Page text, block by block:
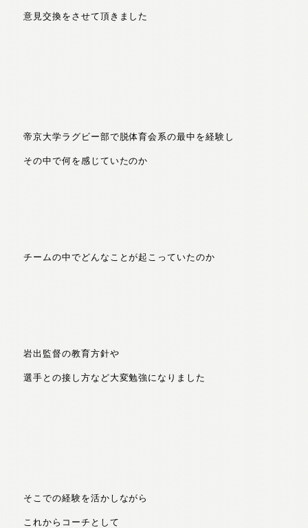
意見交換をさせて頂きました
帝京大学ラグビー部で脱体育会系の最中を経験し
その中で何を感じていたのか
チームの中でどんなことが起こっていたのか
岩出監督の教育方針や
選手との接し方など大変勉強になりました
そこでの経験を活かしながら
これからコーチとして